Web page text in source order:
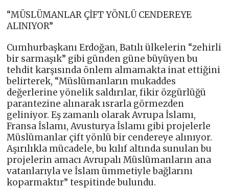
“MÜSLÜMANLAR ÇİFT YÖNLÜ CENDEREYE
ALINIYOR”
Cumhurbaşkanı Erdoğan, Batılı ülkelerin “zehirli
bir sarmaşık” gibi günden güne büyüyen bu
tehdit karşısında önlem almamakta inat ettiğini
belirterek, “Müslümanların mukaddes
değerlerine yönelik saldırılar, fikir özgürlüğü
parantezine alınarak ısrarla görmezden
geliniyor. Eş zamanlı olarak Avrupa İslamı,
Fransa İslamı, Avusturya İslamı gibi projelerle
Müslümanlar çift yönlü bir cendereye alınıyor.
Aşırılıkla mücadele, bu kılıf altında sunulan bu
projelerin amacı Avrupalı Müslümanların ana
vatanlarıyla ve İslam ümmetiyle bağlarını
koparmaktır” tespitinde bulundu.